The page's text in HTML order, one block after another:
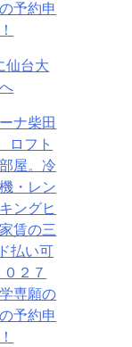
予約申
仙台大
ナ柴田
ロフト
屋。冷
・レン
ングヒ
賃の三
払い可
２７
専願の
予約申